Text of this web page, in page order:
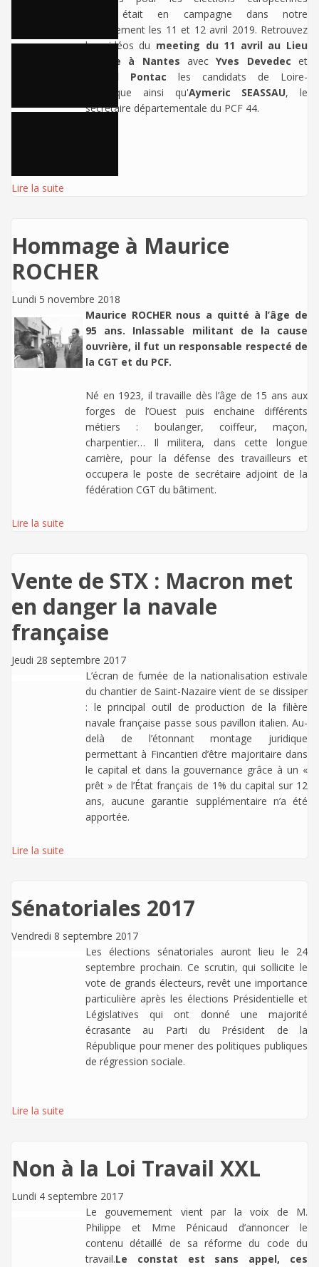
2019 était en campagne dans notre
département les 11 et 12 avril 2019. Retrouvez
les vidéos du meeting du 11 avril au Lieu
Unique à Nantes avecYves Devedec et
Pascal Pontac les candidats de Loire-
Atlantique ainsi qu'Aymeric SEASSAU, le
secrétaire départementale du PCF 44.
Lire la suite
Hommage à Maurice
ROCHER
Lundi 5 novembre 2018
Maurice ROCHER nous a quitté à l’âge de
95 ans. Inlassable militant de la cause
ouvrière, il fut un responsable respecté de
la CGT et du PCF.
Né en 1923, il travaille dès l’âge de 15 ans aux
forges de l’Ouest puis enchaine différents
métiers : boulanger, coiffeur, maçon,
charpentier… Il militera, dans cette longue
carrière, pour la défense des travailleurs et
occupera le poste de secrétaire adjoint de la
fédération CGT du bâtiment.
Lire la suite
Vente de STX : Macron met
en danger la navale
française
Jeudi 28 septembre 2017
L’écran de fumée de la nationalisation estivale
du chantier de Saint-Nazaire vient de se dissiper
: le principal outil de production de la filière
navale française passe sous pavillon italien. Au-
delà de l’étonnant montage juridique
permettant à Fincantieri d’être majoritaire dans
le capital et dans la gouvernance grâce à un «
prêt » de l’État français de 1% du capital sur 12
ans, aucune garantie supplémentaire n’a été
apportée.
Lire la suite
Sénatoriales 2017
Vendredi 8 septembre 2017
Les élections sénatoriales auront lieu le 24
septembre prochain. Ce scrutin, qui sollicite le
vote de grands électeurs, revêt une importance
particulière après les élections Présidentielle et
Législatives qui ont donné une majorité
écrasante au Parti du Président de la
République pour mener des politiques publiques
de régression sociale.
Lire la suite
Non à la Loi Travail XXL
Lundi 4 septembre 2017
Le gouvernement vient par la voix de M.
Philippe et Mme Pénicaud d’annoncer le
contenu détaillé de sa réforme du code du
travail.Le constat est sans appel, ces